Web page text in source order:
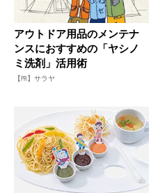
アウトドア用品のメンテナ
ンスにおすすめの「ヤシノ
ミ洗剤」活用術
【PR】サラヤ